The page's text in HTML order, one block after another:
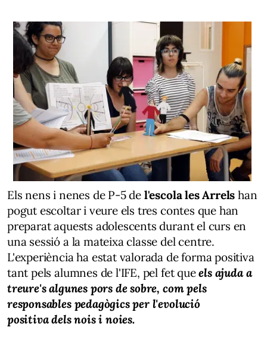
Els nens i nenes de P-5 de l'escola les Arrels han
pogut escoltar i veure els tres contes que han
preparat aquests adolescents durant el curs en
una sessió a la mateixa classe del centre.
L'experiència ha estat valorada de forma positiva
tant pels alumnes de l'IFE, pel fet queels ajuda a
treure's algunes pors de sobre, com pels
responsables pedagògics per l'evolució
positiva dels nois i noies.